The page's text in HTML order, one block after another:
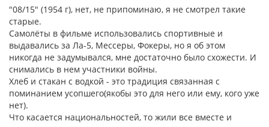
"08/15" (1954 г), нет, не припоминаю, я не смотрел такие
старые.
Самолёты в фильме использовались спортивные и
выдавались за Ла-5, Мессеры, Фокеры, но я об этом
никогда не задумывался, мне достаточно было схожести. И
снимались в нем участники войны.
Хлеб и стакан с водкой - это традиция связанная с
поминанием усопшего(якобы это для него или ему, кого уже
нет).
Что касается национальностей, то жили все вместе и